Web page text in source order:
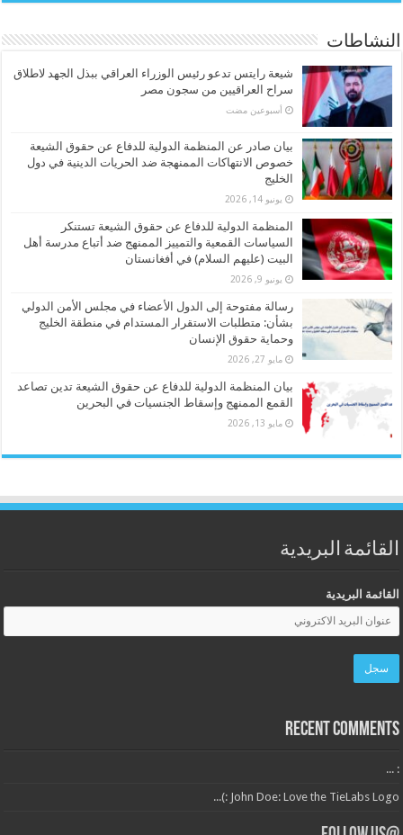
النشاطات
شيعة رايتس تدعو رئيس الوزراء العراقي ببذل الجهد لاطلاق
سراح العراقيين من سجون مصر
‏أسبوعين مضت
بيان صادر عن المنظمة الدولية للدفاع عن حقوق الشيعة
خصوص الانتهاكات الممنهجة ضد الحريات الدينية في دول
الخليج
يونيو 14, 2026
المنظمة الدولية للدفاع عن حقوق الشيعة تستنكر
السياسات القمعية والتمييز الممنهج ضد أتباع مدرسة أهل
البيت (عليهم السلام) في أفغانستان
يونيو 9, 2026
رسالة مفتوحة إلى الدول الأعضاء في مجلس الأمن الدولي
بشأن: متطلبات الاستقرار المستدام في منطقة الخليج
وحماية حقوق الإنسان
مايو 27, 2026
بيان المنظمة الدولية للدفاع عن حقوق الشيعة تدين تصاعد
القمع الممنهج وإسقاط الجنسيات في البحرين
مايو 13, 2026
القائمة البريدية
القائمة البريدية
Recent Comments
: ...
John Doe: Love the TieLabs Logo :)...